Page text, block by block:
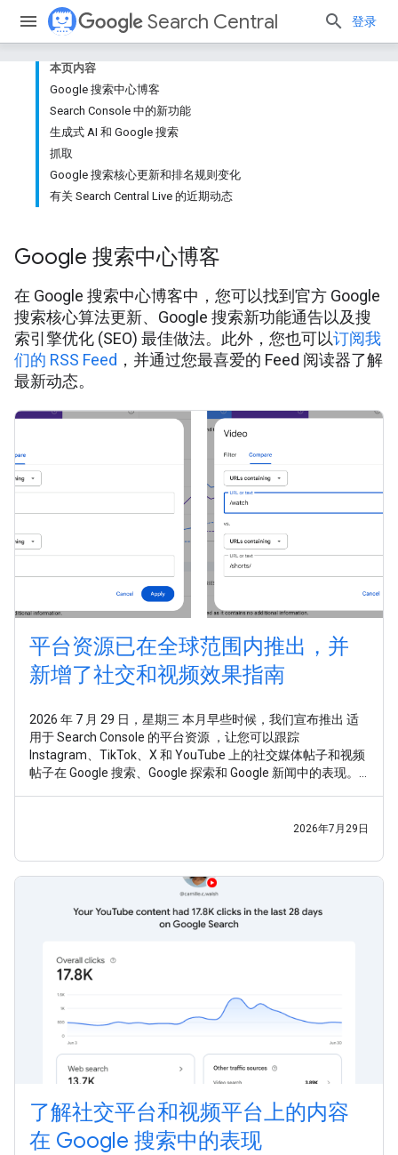
Search Central 登录
本页内容
Google 搜索中心博客
Search Console 中的新功能
生成式 AI 和 Google 搜索
抓取
Google 搜索核心更新和排名规则变化
有关 Search Central Live 的近期动态
Google 搜索中心博客
在 Google 搜索中心博客中，您可以找到官方 Google
搜索核心算法更新、Google 搜索新功能通告以及搜
索引擎优化 (SEO) 最佳做法。此外，您也可以订阅我
们的 RSS Feed ，并通过您最喜爱的 Feed 阅读器了解
最新动态。
平台资源已在全球范围内推出，并
新增了社交和视频效果指南
2026 年 7 月 29 日，星期三 本月早些时候，我们宣布推出 适
用于 Search Console 的平台资源 ，让您可以跟踪
Instagram、TikTok、X 和 YouTube 上的社交媒体帖子和视频
帖子在 Google 搜索、Google 探索和 Google 新闻中的表现。
力，让您能够充分利用这些全新的数据洞见。今天，我们还发
2026年7月29日
了解社交平台和视频平台上的内容
在 Google 搜索中的表现